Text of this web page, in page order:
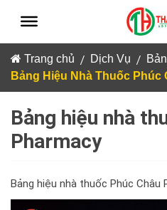
content
Trang chủ / Dịch Vụ /
Bảng Hiệu Nhà Thuốc Phúc
Bảng hiệu nhà
Pharmacy
Bảng hiệu nhà thuốc Phúc Châu